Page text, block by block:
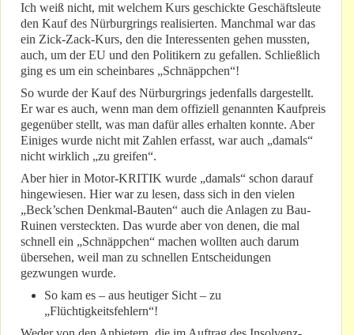
Ich weiß nicht, mit welchem Kurs geschickte Geschäftsleute
den Kauf des Nürburgrings realisierten. Manchmal war das
ein Zick-Zack-Kurs, den die Interessenten gehen mussten,
auch, um der EU und den Politikern zu gefallen. Schließlich
ging es um ein scheinbares „Schnäppchen“!
So wurde der Kauf des Nürburgrings jedenfalls dargestellt.
Er war es auch, wenn man dem offiziell genannten Kaufpreis
gegenüber stellt, was man dafür alles erhalten konnte. Aber
Einiges wurde nicht mit Zahlen erfasst, war auch „damals“
nicht wirklich „zu greifen“.
Aber hier in Motor-KRITIK wurde „damals“ schon darauf
hingewiesen. Hier war zu lesen, dass sich in den vielen
„Beck’schen Denkmal-Bauten“ auch die Anlagen zu Bau-
Ruinen versteckten. Das wurde aber von denen, die mal
schnell ein „Schnäppchen“ machen wollten auch darum
übersehen, weil man zu schnellen Entscheidungen
gezwungen wurde.
So kam es – aus heutiger Sicht – zu
„Flüchtigkeitsfehlern“!